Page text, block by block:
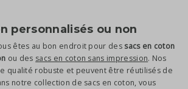
personnalisés ou non
êtes au bon endroit pour des sacs en coton
ou des sacs en coton sans impression. Nos
qualité robuste et peuvent être réutilisés de
notre collection de sacs en coton, vous